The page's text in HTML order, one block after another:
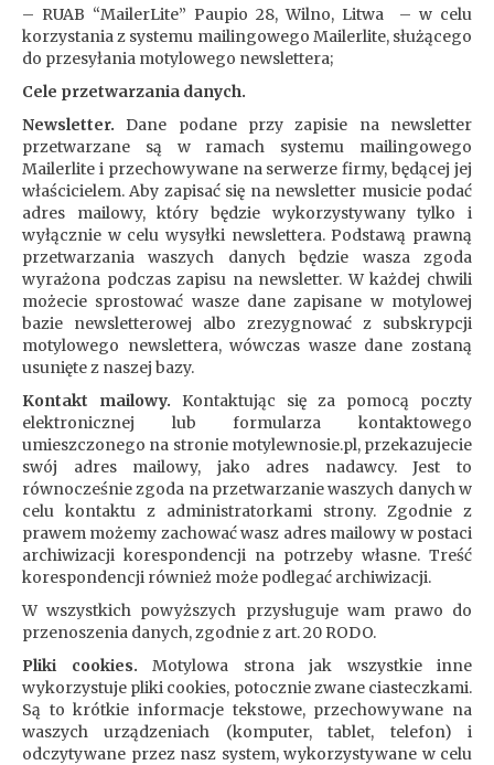
– RUAB “MailerLite” Paupio 28, Wilno, Litwa – w celu
korzystania z systemu mailingowego Mailerlite, służącego
do przesyłania motylowego newslettera;
Cele przetwarzania danych.
Newsletter. Dane podane przy zapisie na newsletter
przetwarzane są w ramach systemu mailingowego
Mailerlite i przechowywane na serwerze firmy, będącej jej
właścicielem. Aby zapisać się na newsletter musicie podać
adres mailowy, który będzie wykorzystywany tylko i
wyłącznie w celu wysyłki newslettera. Podstawą prawną
przetwarzania waszych danych będzie wasza zgoda
wyrażona podczas zapisu na newsletter. W każdej chwili
możecie sprostować wasze dane zapisane w motylowej
bazie newsletterowej albo zrezygnować z subskrypcji
motylowego newslettera, wówczas wasze dane zostaną
usunięte z naszej bazy.
Kontakt mailowy. Kontaktując się za pomocą poczty
elektronicznej lub formularza kontaktowego
umieszczonego na stronie motylewnosie.pl, przekazujecie
swój adres mailowy, jako adres nadawcy. Jest to
równocześnie zgoda na przetwarzanie waszych danych w
celu kontaktu z administratorkami strony. Zgodnie z
prawem możemy zachować wasz adres mailowy w postaci
archiwizacji korespondencji na potrzeby własne. Treść
korespondencji również może podlegać archiwizacji.
W wszystkich powyższych przysługuje wam prawo do
przenoszenia danych, zgodnie z art. 20 RODO.
Pliki cookies. Motylowa strona jak wszystkie inne
wykorzystuje pliki cookies, potocznie zwane ciasteczkami.
Są to krótkie informacje tekstowe, przechowywane na
waszych urządzeniach (komputer, tablet, telefon) i
odczytywane przez nasz system, wykorzystywane w celu